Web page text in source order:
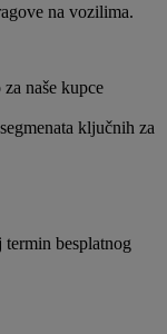
na vozilima.
naše kupce
ključnih za
besplatnog